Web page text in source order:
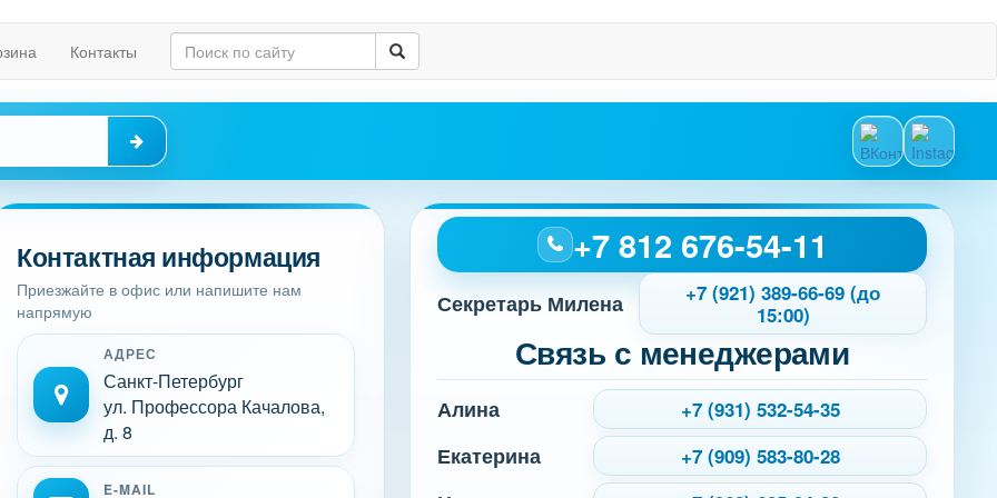
Контакты
Контактная информация
Приезжайте в офис или напишите нам
напрямую
АДРЕС
Санкт-Петербург
ул. Профессора Качалова,
д. 8
E-MAIL
+7 812 676-54-11
Секретарь Милена
+7 (921) 389-66-69 (до
15:00)
Связь с менеджерами
Алина +7 (931) 532-54-35
Екатерина +7 (909) 583-80-28